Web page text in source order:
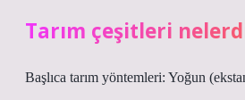
Tarım çeşitleri
Başlıca tarım yöntemleri: Yoğun